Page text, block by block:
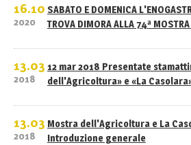
16.10
2020
SABATO E DOMENICA
TROVA DIMORA ALLA 74ª
13.03
2018
12 mar 2018 Presentate
dell'Agricoltura» e «La
13.03
2018
Mostra dell'Agricoltura e La
Introduzione generale